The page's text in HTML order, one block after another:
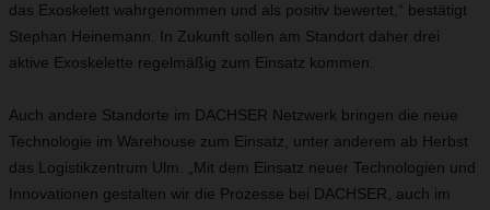
das Exoskelett wahrgenommen und als positiv bewertet,“ bestätigt
Stephan Heinemann. In Zukunft sollen am Standort daher drei
aktive Exoskelette regelmäßig zum Einsatz kommen.
Auch andere Standorte im DACHSER Netzwerk bringen die neue
Technologie im Warehouse zum Einsatz, unter anderem ab Herbst
das Logistikzentrum Ulm. „Mit dem Einsatz neuer Technologien und
Innovationen gestalten wir die Prozesse bei DACHSER, auch im